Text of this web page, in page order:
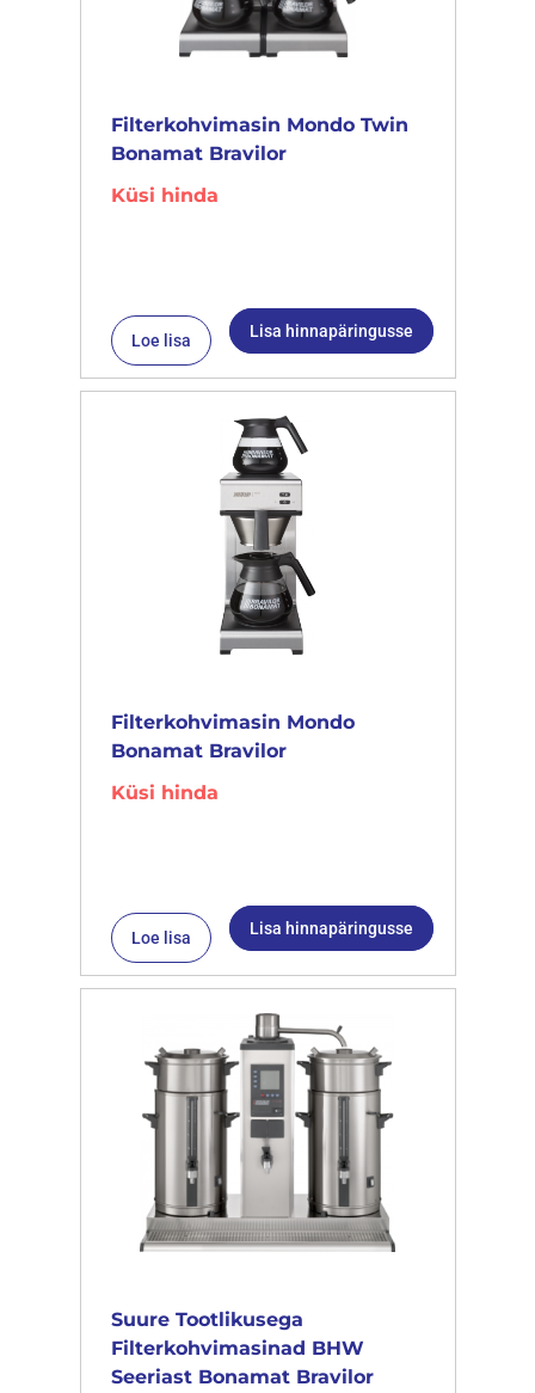
Filterkohvimasin Mondo Twin
Bonamat Bravilor
Küsi hinda
Loe lisa Lisa hinnapäringusse
Filterkohvimasin Mondo
Bonamat Bravilor
Küsi hinda
Loe lisa Lisa hinnapäringusse
Suure Tootlikusega
Filterkohvimasinad BHW
Seeriast Bonamat Bravilor